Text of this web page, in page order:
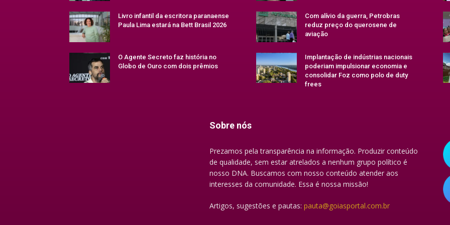
Livro infantil da escritora paranaense
Paula Lima estará na Bett Brasil 2026
O Agente Secreto faz história no
Globo de Ouro com dois prêmios
Com alívio da guerra, Petrobras
reduz preço do querosene de
aviação
Implantação de indústrias nacionais
poderiam impulsionar economia e
consolidar Foz como polo de duty
frees
Sobre nós
Prezamos pela transparência na informação. Produzir conteúdo
de qualidade, sem estar atrelados a nenhum grupo político é
nosso DNA. Buscamos com nosso conteúdo atender aos
interesses da comunidade. Essa é nossa missão!
Artigos, sugestões e pautas: pauta@goiasportal.com.br